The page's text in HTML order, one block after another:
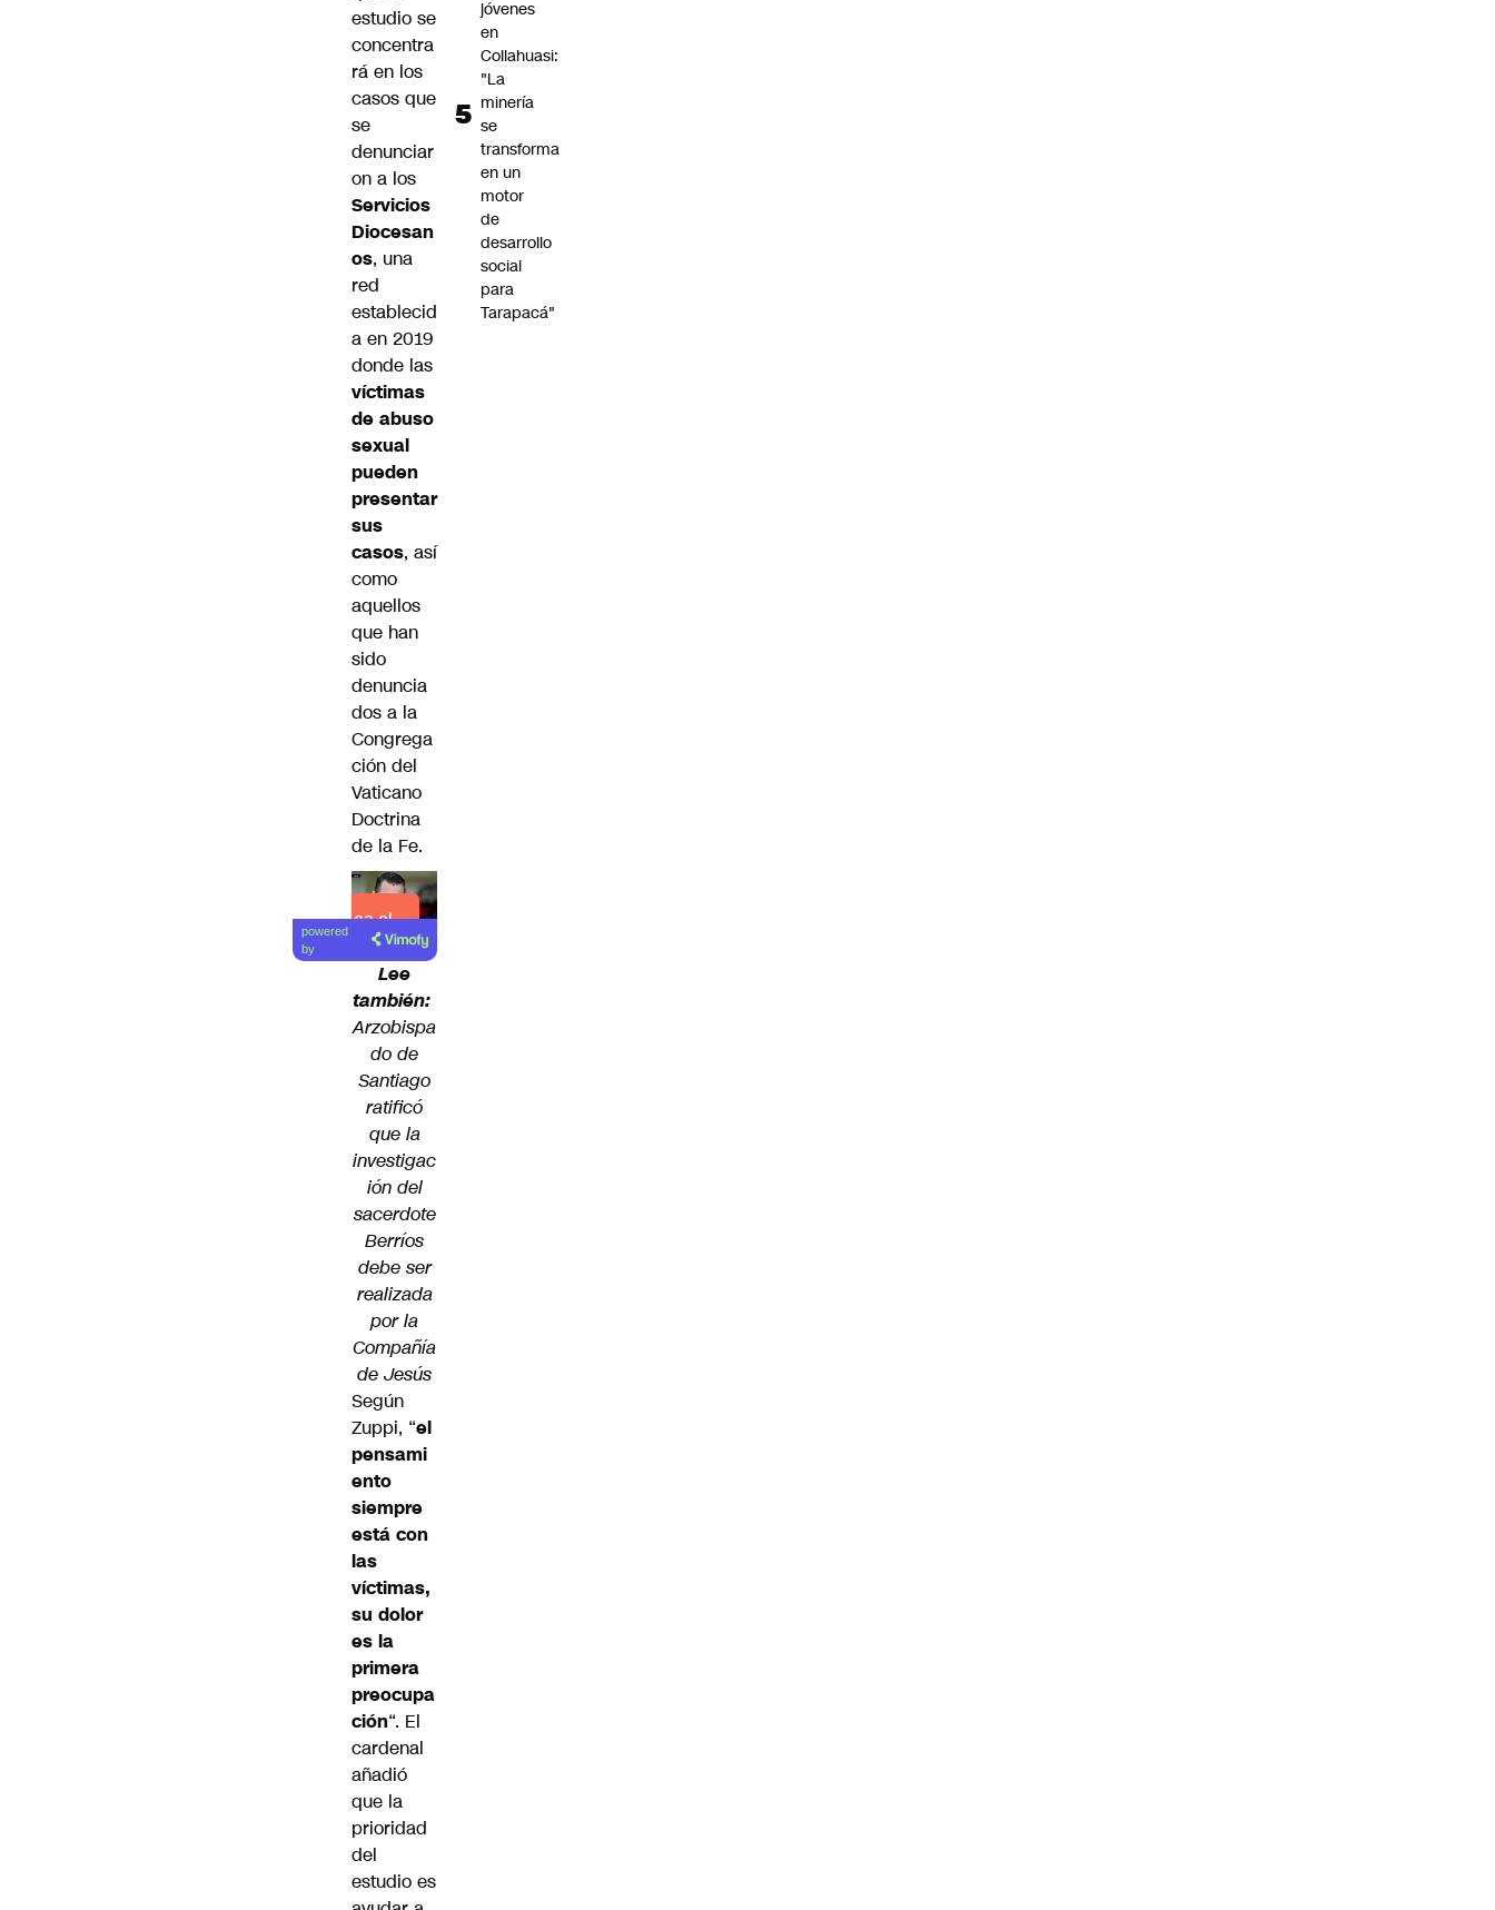
estudio se
concentra
rá en los
casos que
se
denunciar
on a los
Servicios
Diocesan
os, una
red
establecid
a en 2019
donde las
víctimas
de abuso
sexual
pueden
presentar
sus
casos, así
como
aquellos
que han
sido
denuncia
dos a la
Congrega
ción del
Vaticano
Doctrina
de la Fe.
Lea el
artículo
powered
by
Lee
también:
Arzobispa
do de
Santiago
ratificó
que la
investigac
ión del
sacerdote
Berríos
debe ser
realizada
por la
Compañía
de Jesús
Según
Zuppi, “el
pensami
ento
siempre
está con
las
víctimas,
su dolor
es la
primera
preocupa
ción“. El
cardenal
añadió
que la
prioridad
del
estudio es
jóvenes
en
Collahuasi:
"La
minería
se
transforma
en un
motor
de
desarrollo
social
para
Tarapacá"